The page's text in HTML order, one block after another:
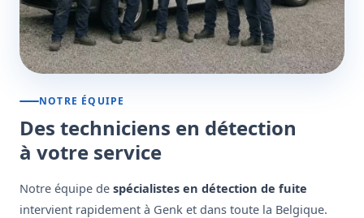
NOTRE ÉQUIPE
Des techniciens en détection
à votre service
Notre équipe de spécialistes en détection de fuite
intervient rapidement à Genk et dans toute la Belgique.